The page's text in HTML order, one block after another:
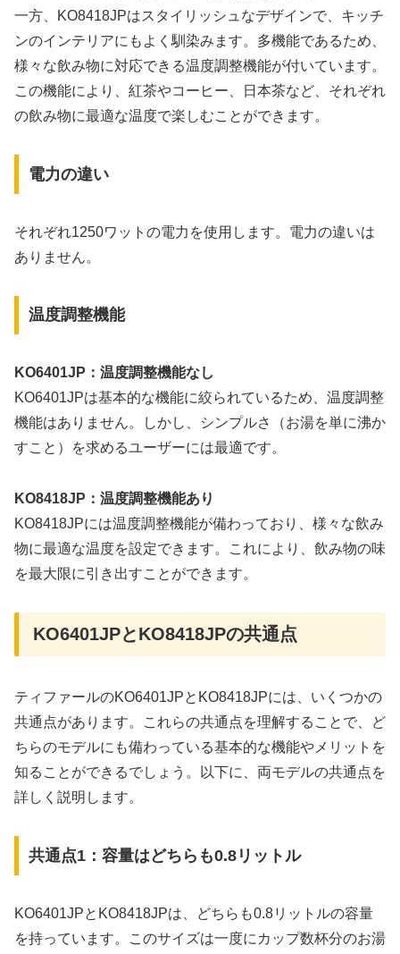
一方、KO8418JPはスタイリッシュなデザインで、キッチ
ンのインテリアにもよく馴染みます。多機能であるため、
様々な飲み物に対応できる温度調整機能が付いています。
この機能により、紅茶やコーヒー、日本茶など、それぞれ
の飲み物に最適な温度で楽しむことができます。
電力の違い
それぞれ1250ワットの電力を使用します。電力の違いは
ありません。
温度調整機能
KO6401JP：温度調整機能なし
KO6401JPは基本的な機能に絞られているため、温度調整
機能はありません。しかし、シンプルさ（お湯を単に沸か
すこと）を求めるユーザーには最適です。
KO8418JP：温度調整機能あり
KO8418JPには温度調整機能が備わっており、様々な飲み
物に最適な温度を設定できます。これにより、飲み物の味
を最大限に引き出すことができます。
KO6401JPとKO8418JPの共通点
ティファールのKO6401JPとKO8418JPには、いくつかの
共通点があります。これらの共通点を理解することで、ど
ちらのモデルにも備わっている基本的な機能やメリットを
知ることができるでしょう。以下に、両モデルの共通点を
詳しく説明します。
共通点1：容量はどちらも0.8リットル
KO6401JPとKO8418JPは、どちらも0.8リットルの容量
を持っています。このサイズは一度にカップ数杯分のお湯